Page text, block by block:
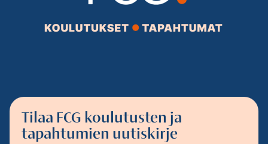
Tilaa FCG koulutusten ja
tapahtumien uutiskirje